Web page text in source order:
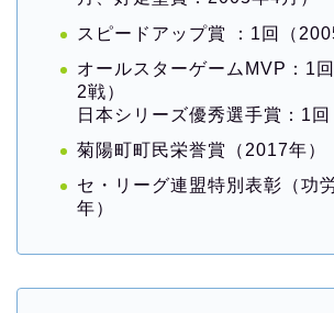
スピードアップ賞 ：1回（
オールスターゲームMVP：1
2戦）
日本シリーズ優秀選手賞：1回
菊陽町町民栄誉賞（2017年）
セ・リーグ連盟特別表彰（功
年）